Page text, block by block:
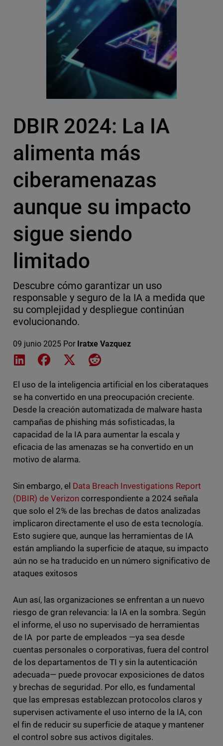
DBIR 2024: La IA
alimenta más
ciberamenazas
aunque su impacto
sigue siendo
limitado
Descubre cómo garantizar un uso
responsable y seguro de la IA a medida que
su complejidad y despliegue continúan
evolucionando.
09 junio 2025 Por Iratxe Vazquez
Share on LinkedIn
Share on Facebook
Share on XShare on Reddit
El uso de la inteligencia artificial en los ciberataques
se ha convertido en una preocupación creciente.
Desde la creación automatizada de malware hasta
campañas de phishing más sofisticadas, la
capacidad de la IA para aumentar la escala y
eficacia de las amenazas se ha convertido en un
motivo de alarma.
Sin embargo, el Data Breach Investigations Report
(DBIR) de Verizoncorrespondiente a 2024 señala
que solo el 2% de las brechas de datos analizadas
implicaron directamente el uso de esta tecnología.
Esto sugiere que, aunque las herramientas de IA
están ampliando la superficie de ataque, su impacto
aún no se ha traducido en un número significativo de
ataques exitosos
Aun así, las organizaciones se enfrentan a un nuevo
riesgo de gran relevancia: la IA en la sombra. Según
el informe, el uso no supervisado de herramientas
de IA por parte de empleados —ya sea desde
cuentas personales o corporativas, fuera del control
de los departamentos de TI y sin la autenticación
adecuada— puede provocar exposiciones de datos
y brechas de seguridad. Por ello, es fundamental
que las empresas establezcan protocolos claros y
supervisen activamente el uso interno de la IA, con
el fin de reducir su superficie de ataque y mantener
el control sobre sus activos digitales.